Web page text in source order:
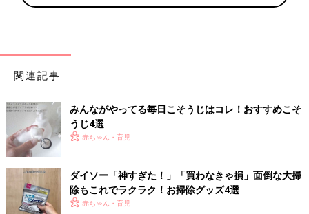
関連記事
みんながやってる毎日こそうじはコレ！おすすめこそ
うじ4選
赤ちゃん・育児
ダイソー「神すぎた！」「買わなきゃ損」面倒な大掃
除もこれでラクラク！お掃除グッズ4選
赤ちゃん・育児